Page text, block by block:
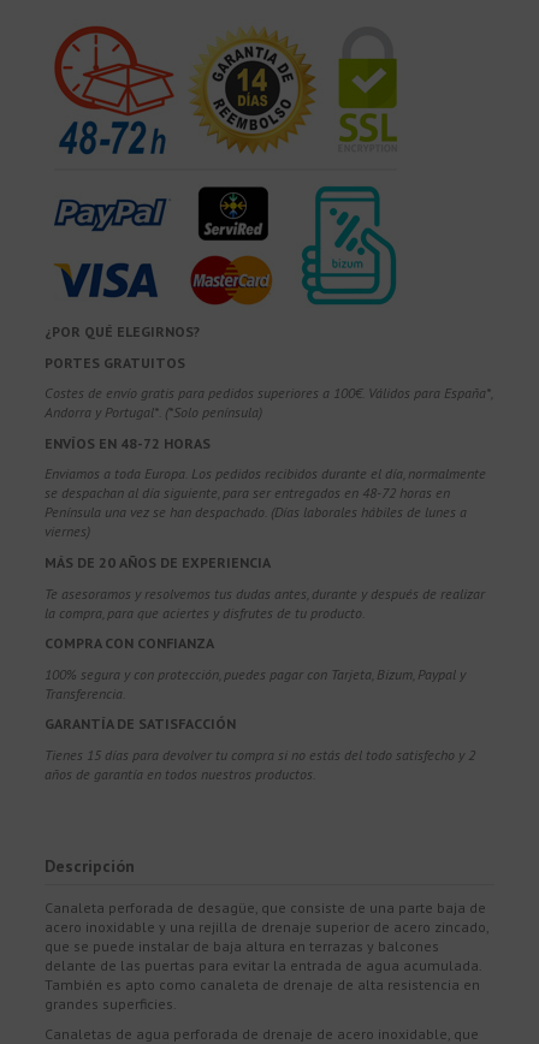
¿POR QUÉ ELEGIRNOS?
PORTES GRATUITOS
Costes de envío gratis para pedidos superiores a 100€. Válidos para España*,
Andorra y Portugal*. (*Solo península)
ENVÍOS EN 48-72 HORAS
Enviamos a toda Europa. Los pedidos recibidos durante el día, normalmente
se despachan al día siguiente, para ser entregados en 48-72 horas en
Península una vez se han despachado. (Días laborales hábiles de lunes a
viernes)
MÁS DE 20 AÑOS DE EXPERIENCIA
Te asesoramos y resolvemos tus dudas antes, durante y después de realizar
la compra, para que aciertes y disfrutes de tu producto.
COMPRA CON CONFIANZA
100% segura y con protección, puedes pagar con Tarjeta, Bizum, Paypal y
Transferencia.
GARANTÍA DE SATISFACCIÓN
Tienes 15 días para devolver tu compra si no estás del todo satisfecho y 2
años de garantía en todos nuestros productos.
Descripción
Canaleta perforada de desagüe, que consiste de una parte baja de
acero inoxidable y una rejilla de drenaje superior de acero zincado,
que se puede instalar de baja altura en terrazas y balcones
delante de las puertas para evitar la entrada de agua acumulada.
También es apto como canaleta de drenaje de alta resistencia en
grandes superficies.
Canaletas de agua perforada de drenaje de acero inoxidable, que